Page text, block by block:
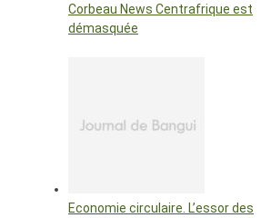
Corbeau News Centrafrique est
démasquée
Economie circulaire. L’essor des